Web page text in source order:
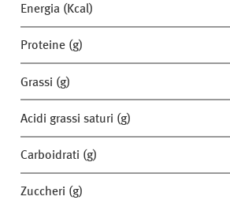
Energia (Kcal)
Proteine (g)
Grassi (g)
Acidi grassi saturi (g)
Carboidrati (g)
Zuccheri (g)